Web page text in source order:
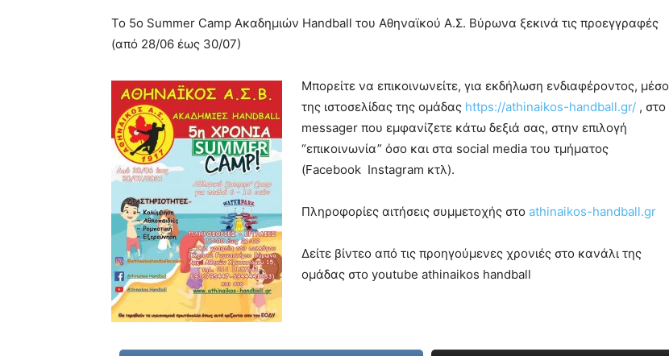
hot
cam
brandi
lyons
teaches
you
the
meaning
pain.
pornhun
porn
Το 5o Summer Camp Ακαδημιών Handball του Αθηναϊκού Α.Σ. Βύρωνα ξεκινά τις προεγγραφές
(από 28/06 έως 30/07)
Μπορείτε να επικοινωνείτε, για εκδήλωση ενδιαφέροντος, μέσο
της ιστοσελίδας της ομάδας https://athinaikos-handball.gr/ , στο
messager που εμφανίζετε κάτω δεξιά σας, στην επιλογή
“επικοινωνία” όσο και στα social media του τμήματος
(Facebook Instagram κτλ).
Πληροφορίες αιτήσεις συμμετοχής στο athinaikos-handball.gr
Δείτε βίντεο από τις προηγούμενες χρονιές στο κανάλι της
ομάδας στο youtube athinaikos handball